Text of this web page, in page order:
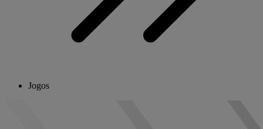
Jogos